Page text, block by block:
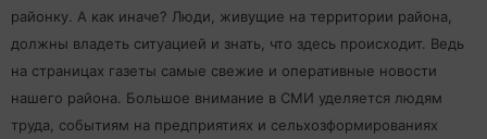
районку. А как иначе? Люди, живущие на территории района,
должны владеть ситуацией и знать, что здесь происходит. Ведь
на страницах газеты самые свежие и оперативные новости
нашего района. Большое внимание в СМИ уделяется людям
труда, событиям на предприятиях и сельхозформированиях